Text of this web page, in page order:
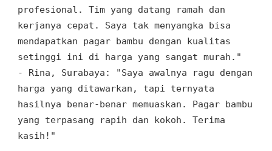
profesional. Tim yang datang ramah dan
kerjanya cepat. Saya tak menyangka bisa
mendapatkan pagar bambu dengan kualitas
setinggi ini di harga yang sangat murah."
- Rina, Surabaya:
"Saya awalnya ragu dengan
harga yang ditawarkan, tapi ternyata
hasilnya benar-benar memuaskan. Pagar bambu
yang terpasang rapih dan kokoh. Terima
kasih!"